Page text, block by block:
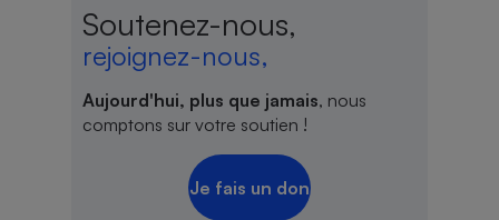
Soutenez-nous,
rejoignez-nous,
Aujourd'hui, plus que jamais, nous
comptons sur votre soutien !
Je fais un don